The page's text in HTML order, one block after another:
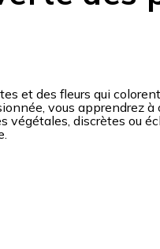
et des fleurs qui
vous apprendrez
végétales, discrètes ou